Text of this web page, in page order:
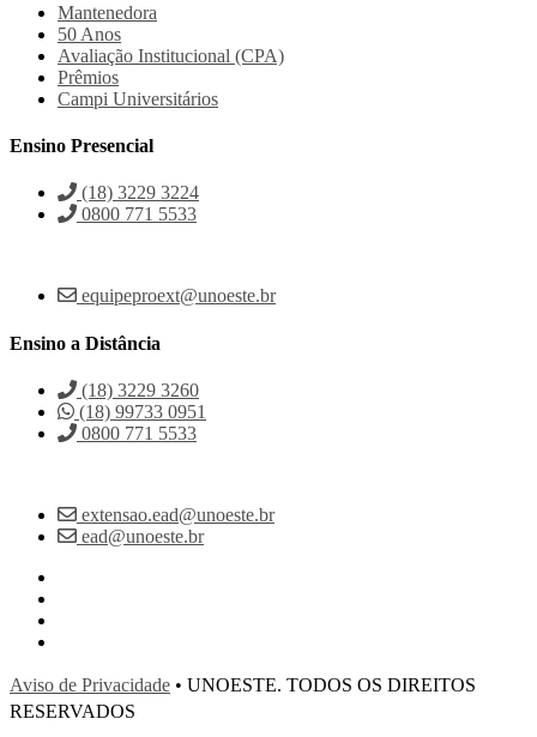
Mantenedora
50 Anos
Avaliação Institucional (CPA)
Prêmios
Campi Universitários
Ensino Presencial
(18) 3229 3224
0800 771 5533
equipeproext@unoeste.br
Ensino a Distância
(18) 3229 3260
(18) 99733 0951
0800 771 5533
extensao.ead@unoeste.br
ead@unoeste.br
Aviso de Privacidade • UNOESTE. TODOS OS DIREITOS
RESERVADOS